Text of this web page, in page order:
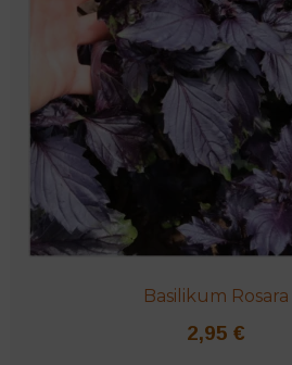
Basilikum Rosara
2,95 €